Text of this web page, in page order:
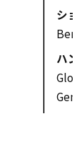
ショ
ハン